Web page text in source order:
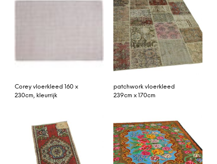
Corey vloerkleed 160 x
230cm, kleurrijk
patchwork vloerkleed
239cm x 170cm